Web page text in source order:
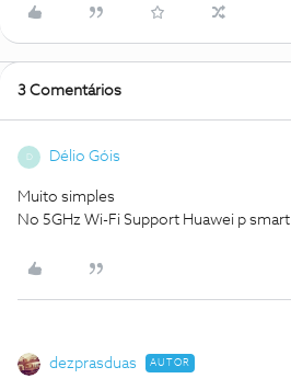
3 Comentários
D Délio Góis
Muito simples
No 5GHz Wi-Fi Support Huawei p smart
dezprasduas AUTOR